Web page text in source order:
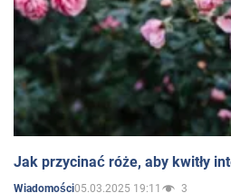
Jak przycinać róże, aby kwitły
Wiadomości05.03.2025 19:11 3